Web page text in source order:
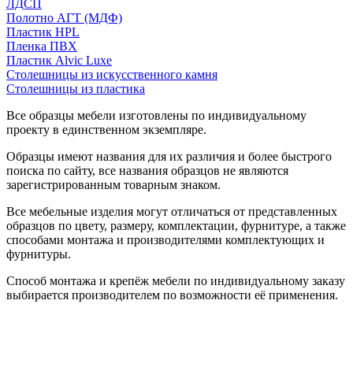
ЛДСП
Полотно АГТ (МДФ)
Пластик HPL
Пленка ПВХ
Пластик Alvic Luxe
Столешницы из искусственного камня
Столешницы из пластика
Все образцы мебели изготовлены по индивидуальному
проекту в единственном экземпляре.
Образцы имеют названия для их различия и более быстрого
поиска по сайту, все названия образцов не являются
зарегистрированным товарным знаком.
Все мебельные изделия могут отличаться от представленных
образцов по цвету, размеру, комплектации, фурнитуре, а также
способами монтажа и производителями комплектующих и
фурнитуры.
Способ монтажа и крепёж мебели по индивидуальному заказу
выбирается производителем по возможности её применения.